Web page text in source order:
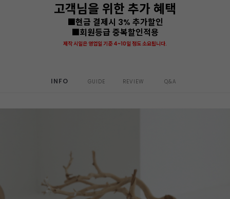
고객님을 위한 추가 혜택
■현금 결제시 3% 추가할인
■회원등급 중복할인적용
제작 시일은 영업일 기준 4~10일 정도 소요됩니다.
INFO GUIDE REVIEW Q&A